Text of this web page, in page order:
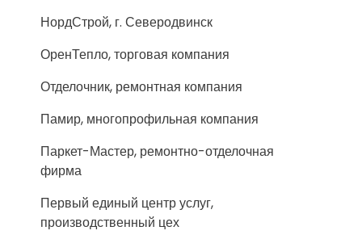
НордСтрой, г. Северодвинск
ОренТепло, торговая компания
Отделочник, ремонтная компания
Памир, многопрофильная компания
Паркет-Мастер, ремонтно-отделочная
фирма
Первый единый центр услуг,
производственный цех